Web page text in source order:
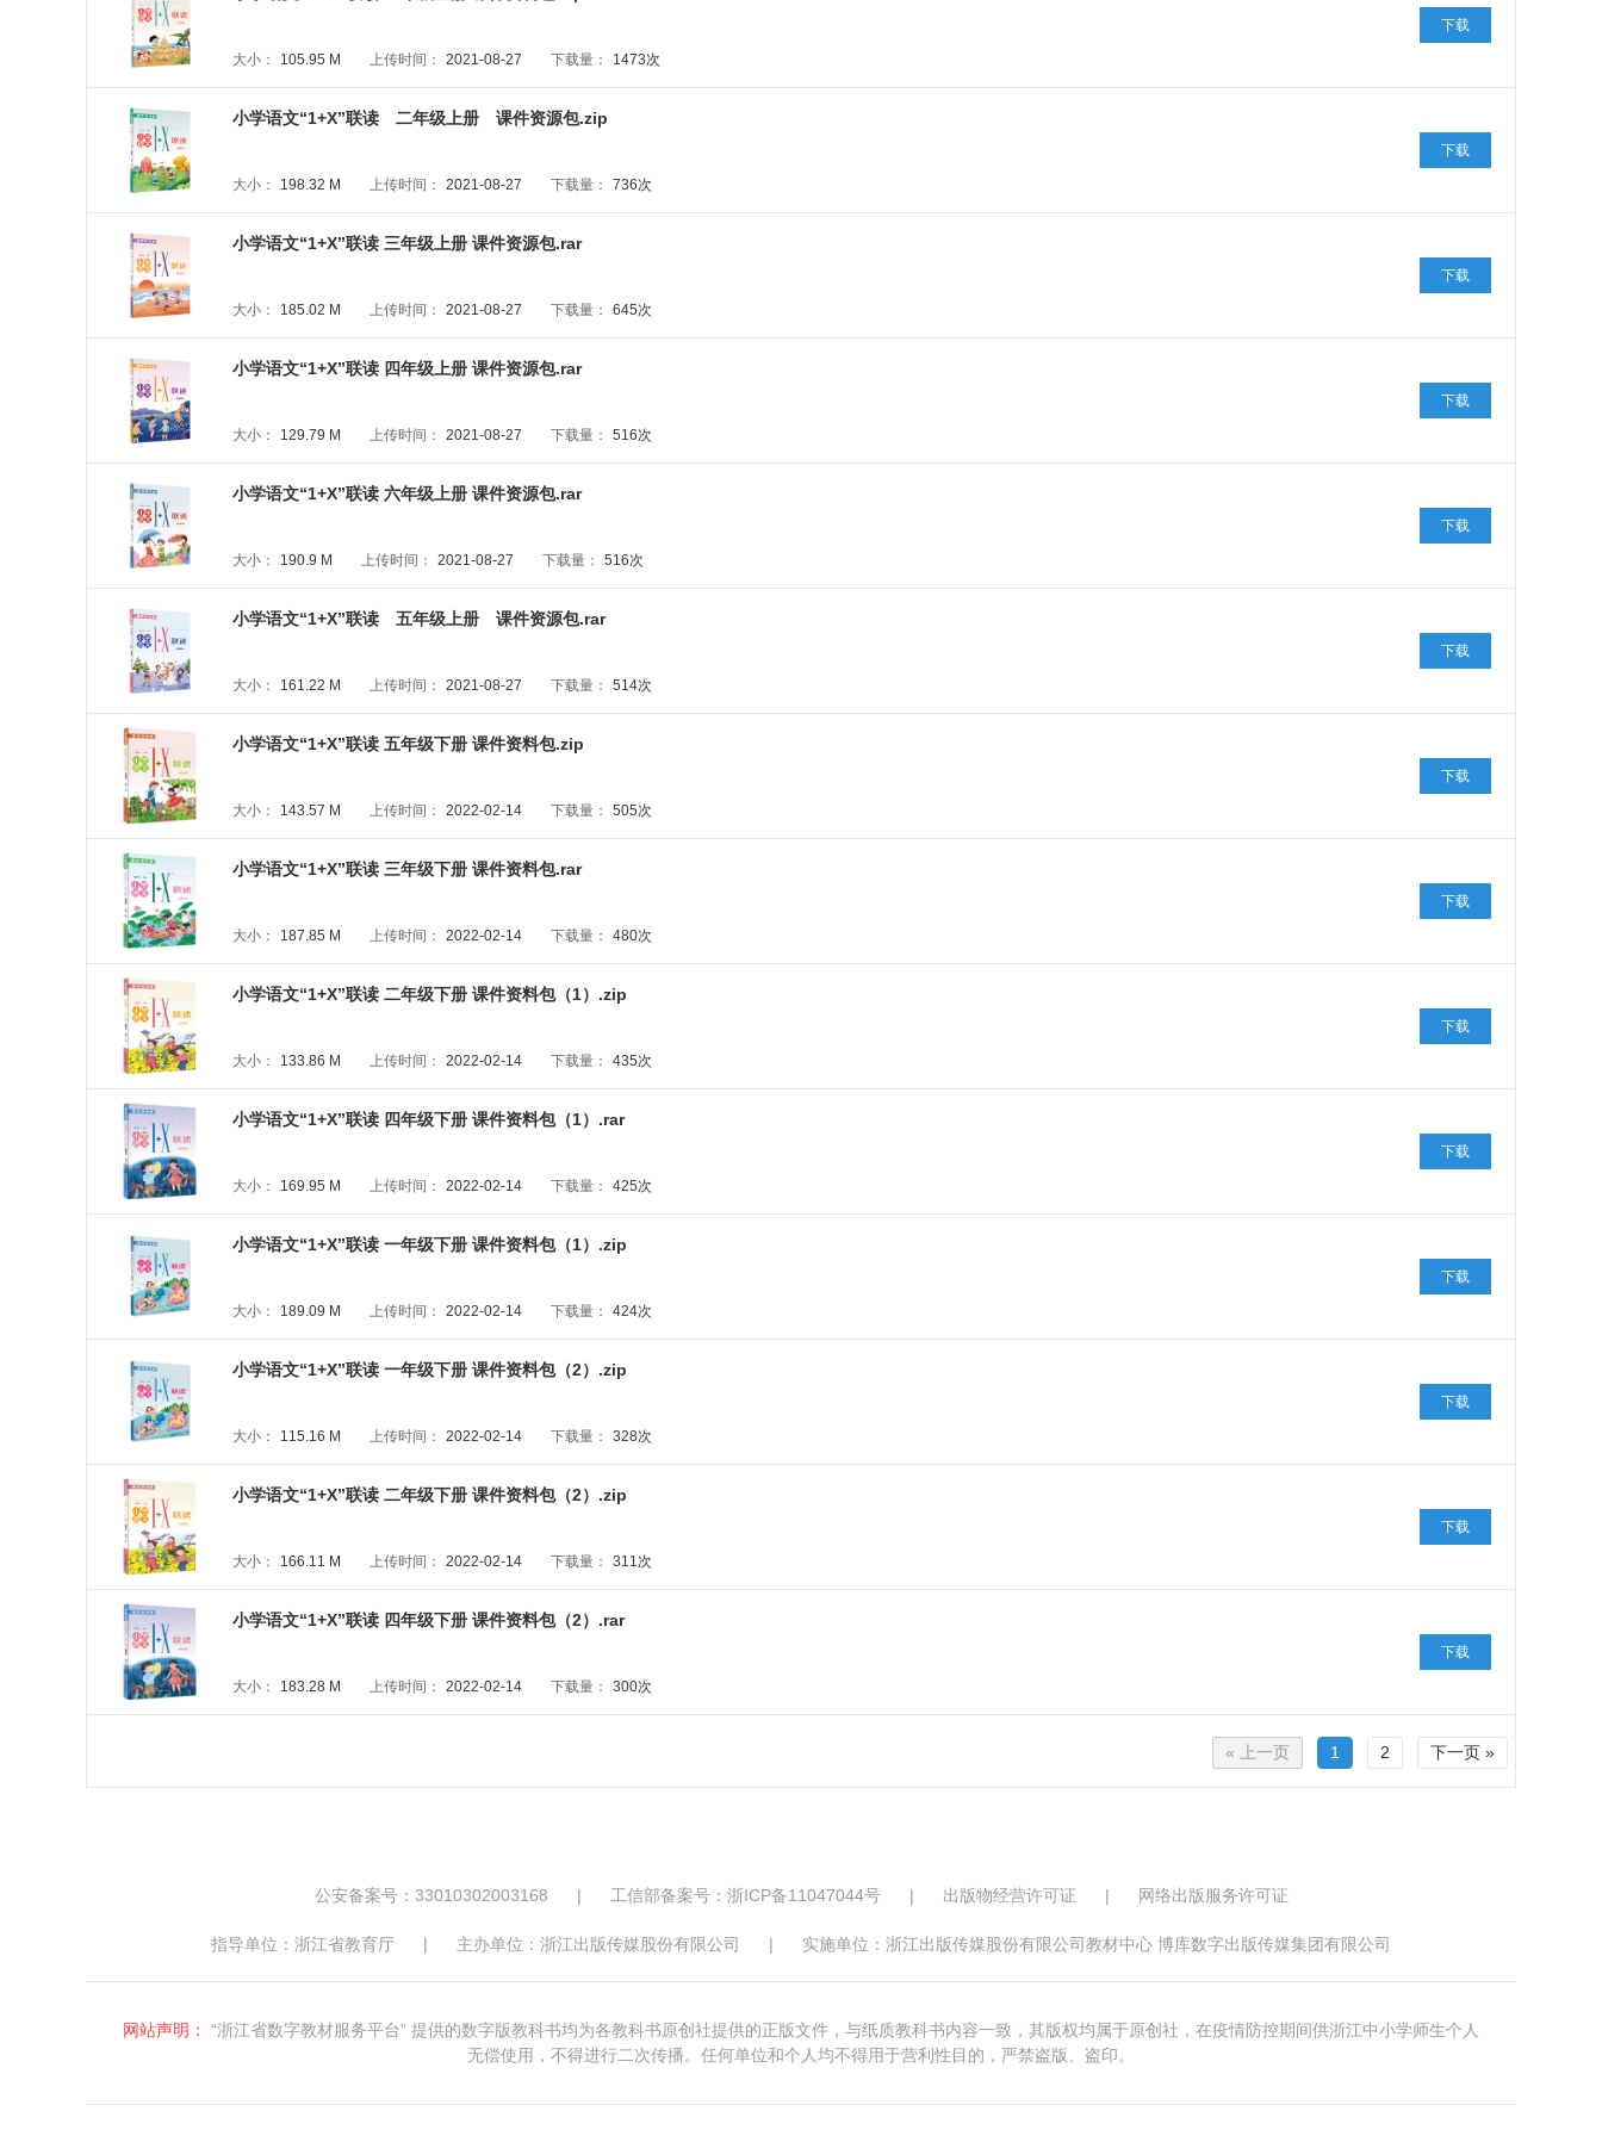
大小： 105.95 M 上传时间： 2021-08-27 下载量： 1473次
下载
小学语文“1+X”联读 二年级上册 课件资源包.zip
大小： 198.32 M 上传时间： 2021-08-27 下载量： 736次
下载
小学语文“1+X”联读 三年级上册 课件资源包.rar
大小： 185.02 M 上传时间： 2021-08-27 下载量： 645次
下载
小学语文“1+X”联读 四年级上册 课件资源包.rar
大小： 129.79 M 上传时间： 2021-08-27 下载量： 516次
下载
小学语文“1+X”联读 六年级上册 课件资源包.rar
大小： 190.9 M 上传时间： 2021-08-27 下载量： 516次
下载
小学语文“1+X”联读 五年级上册 课件资源包.rar
大小： 161.22 M 上传时间： 2021-08-27 下载量： 514次
下载
小学语文“1+X”联读 五年级下册 课件资料包.zip
大小： 143.57 M 上传时间： 2022-02-14 下载量： 505次
下载
小学语文“1+X”联读 三年级下册 课件资料包.rar
大小： 187.85 M 上传时间： 2022-02-14 下载量： 480次
下载
小学语文“1+X”联读 二年级下册 课件资料包（1）.zip
大小： 133.86 M 上传时间： 2022-02-14 下载量： 435次
下载
小学语文“1+X”联读 四年级下册 课件资料包（1）.rar
大小： 169.95 M 上传时间： 2022-02-14 下载量： 425次
下载
小学语文“1+X”联读 一年级下册 课件资料包（1）.zip
大小： 189.09 M 上传时间： 2022-02-14 下载量： 424次
下载
小学语文“1+X”联读 一年级下册 课件资料包（2）.zip
大小： 115.16 M 上传时间： 2022-02-14 下载量： 328次
下载
小学语文“1+X”联读 二年级下册 课件资料包（2）.zip
大小： 166.11 M 上传时间： 2022-02-14 下载量： 311次
下载
小学语文“1+X”联读 四年级下册 课件资料包（2）.rar
大小： 183.28 M 上传时间： 2022-02-14 下载量： 300次
下载
« 上一页 1 2 下一页 »
公安备案号：33010302003168 | 工信部备案号：浙ICP备11047044号 | 出版物经营许可证 | 网络出版服务许可证
指导单位：浙江省教育厅 | 主办单位：浙江出版传媒股份有限公司 | 实施单位：浙江出版传媒股份有限公司教材中心 博库数字出版传媒集团有限公司
网站声明：
“浙江省数字教材服务平台” 提供的数字版教科书均为各教科书原创社提供的正版文件，与纸质教科书内容一致，其版权均属于原创社，在疫情防控期间供浙江中小学师生个人
无偿使用，不得进行二次传播。任何单位和个人均不得用于营利性目的，严禁盗版、盗印。